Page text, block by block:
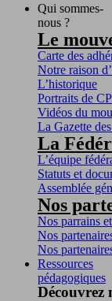
Qui sommes-
nous ?
Le
Carte des
Notre raison
L’historique
Portraits de
Vidéos du
La Gazette
La
L’équipe
Statuts et
Assemblée
Nos
Nos parrains
Nos
Nos
Ressources
pédagogiques
Découvrez